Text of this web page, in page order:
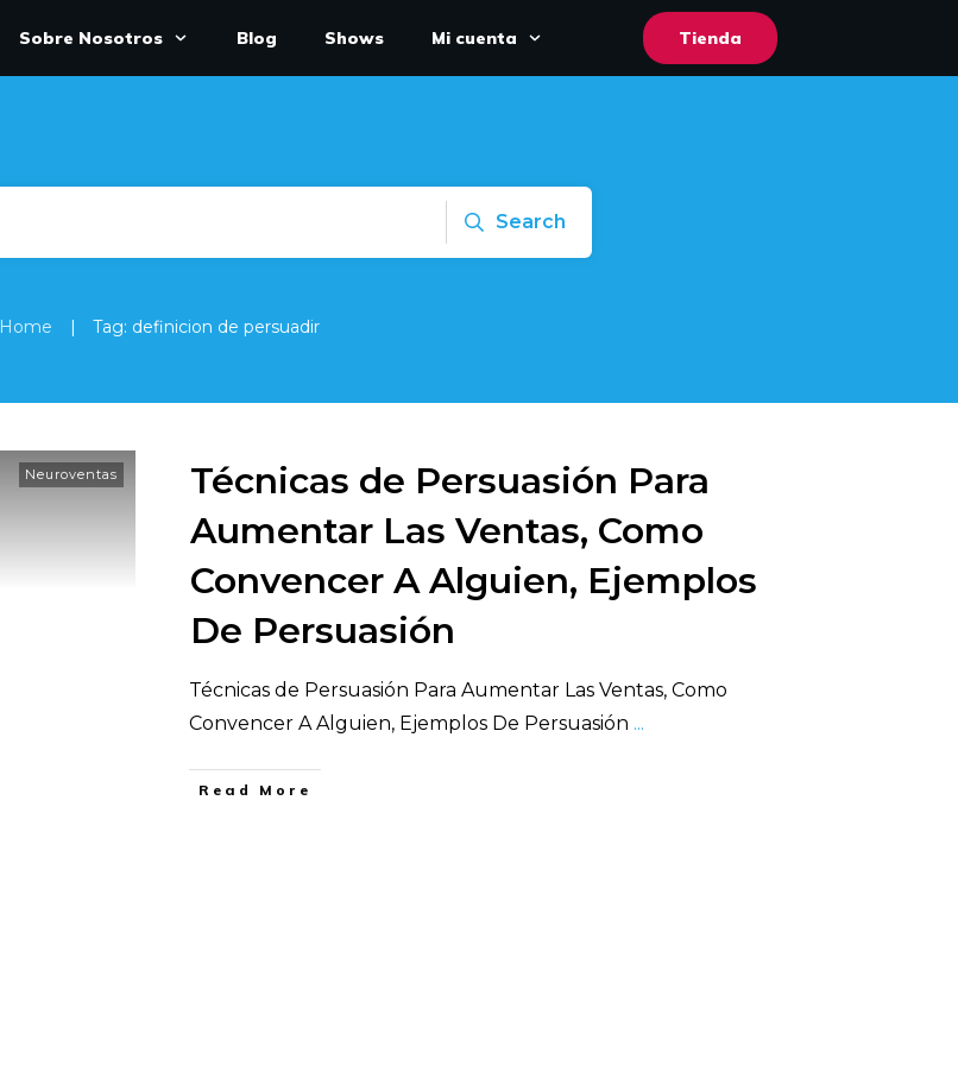
Sobre Nosotros Blog Shows Mi cuenta Tienda
Search
Home | Tag: definicion de persuadir
Neuroventas
Técnicas de Persuasión Para
Aumentar Las Ventas, Como
Convencer A Alguien, Ejemplos
De Persuasión
Técnicas de Persuasión Para Aumentar Las Ventas, Como
Convencer A Alguien, Ejemplos De Persuasión ...
​Read More